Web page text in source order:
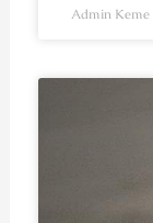
Admin Keme